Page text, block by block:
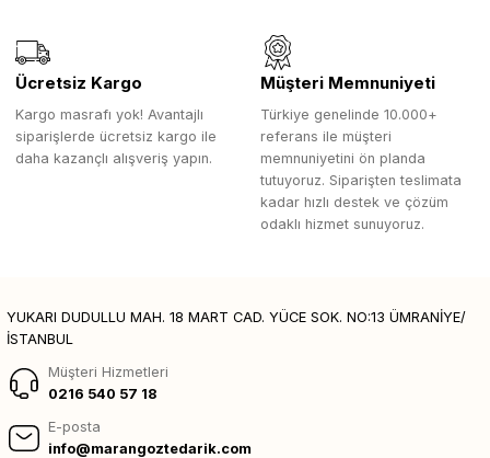
Ücretsiz Kargo
Kargo masrafı yok! Avantajlı
siparişlerde ücretsiz kargo ile
daha kazançlı alışveriş yapın.
Müşteri Memnuniyeti
Türkiye genelinde 10.000+
referans ile müşteri
memnuniyetini ön planda
tutuyoruz. Siparişten teslimata
kadar hızlı destek ve çözüm
odaklı hizmet sunuyoruz.
YUKARI DUDULLU MAH. 18 MART CAD. YÜCE SOK. NO:13 ÜMRANİYE/
İSTANBUL
Müşteri Hizmetleri
0216 540 57 18
E-posta
info@marangoztedarik.com